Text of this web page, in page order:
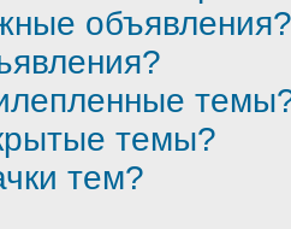
объявления?
темы?
тем?